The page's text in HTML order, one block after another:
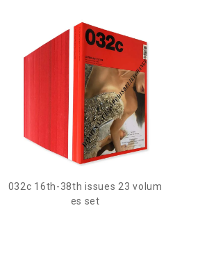
032c 16th-38th issues 23 volum
es set